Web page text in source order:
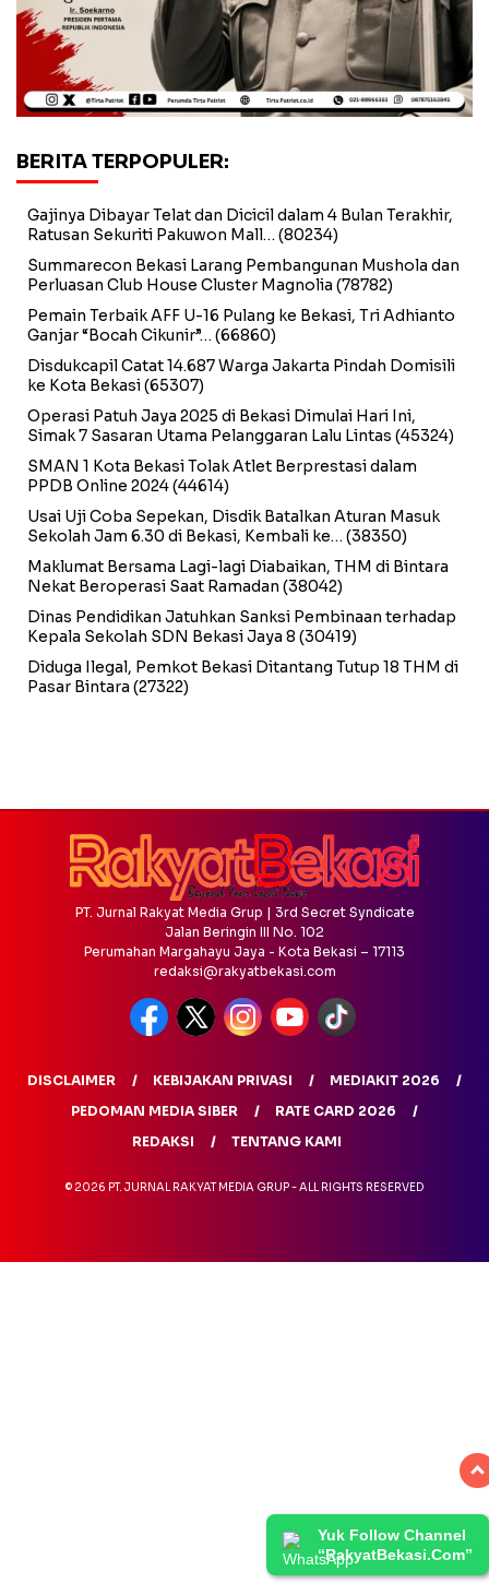
BERITA TERPOPULER:
Gajinya Dibayar Telat dan Dicicil dalam 4 Bulan Terakhir,
Ratusan Sekuriti Pakuwon Mall… (80234)
Summarecon Bekasi Larang Pembangunan Mushola dan
Perluasan Club House Cluster Magnolia (78782)
Pemain Terbaik AFF U-16 Pulang ke Bekasi, Tri Adhianto
Ganjar “Bocah Cikunir”… (66860)
Disdukcapil Catat 14.687 Warga Jakarta Pindah Domisili
ke Kota Bekasi(65307)
Operasi Patuh Jaya 2025 di Bekasi Dimulai Hari Ini,
Simak 7 Sasaran Utama Pelanggaran Lalu Lintas (45324)
SMAN 1 Kota Bekasi Tolak Atlet Berprestasi dalam
PPDB Online 2024(44614)
Usai Uji Coba Sepekan, Disdik Batalkan Aturan Masuk
Sekolah Jam 6.30 di Bekasi, Kembali ke… (38350)
Maklumat Bersama Lagi-lagi Diabaikan, THM di Bintara
Nekat Beroperasi Saat Ramadan (38042)
Dinas Pendidikan Jatuhkan Sanksi Pembinaan terhadap
Kepala Sekolah SDN Bekasi Jaya 8 (30419)
Diduga Ilegal, Pemkot Bekasi Ditantang Tutup 18 THM di
Pasar Bintara (27322)
Yuk Follow Channel
“RakyatBekasi.Com”
PT. Jurnal Rakyat Media Grup | 3rd Secret Syndicate
Jalan Beringin III No. 102
Perumahan Margahayu Jaya - Kota Bekasi – 17113
redaksi@rakyatbekasi.com
DISCLAIMER KEBIJAKAN PRIVASI
MEDIAKIT 2026
PEDOMAN MEDIA SIBER
RATE CARD 2026
REDAKSI
TENTANG KAMI
© 2026 PT. JURNAL RAKYAT MEDIA GRUP - ALL RIGHTS RESERVED